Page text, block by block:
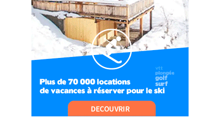
#Ep10 VLOG : UN SEJOUR SPORTIF PROCHE DE
PARIS !
07:37
#Ep11 VLOG : SÉJOUR AU BORD DE LA SAÔNE
ET AU LAC D’AIGUEBELETTE
05:55
#Ep12 VLOG : ANNECY, ENTRE LAC ET
06:26
UN SÉJOUR SPORT & NATURE
07:19